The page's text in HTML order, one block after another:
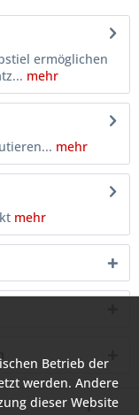
ermöglichen
mehr
mehr
mehr
Betrieb der
werden. Andere
dieser Website